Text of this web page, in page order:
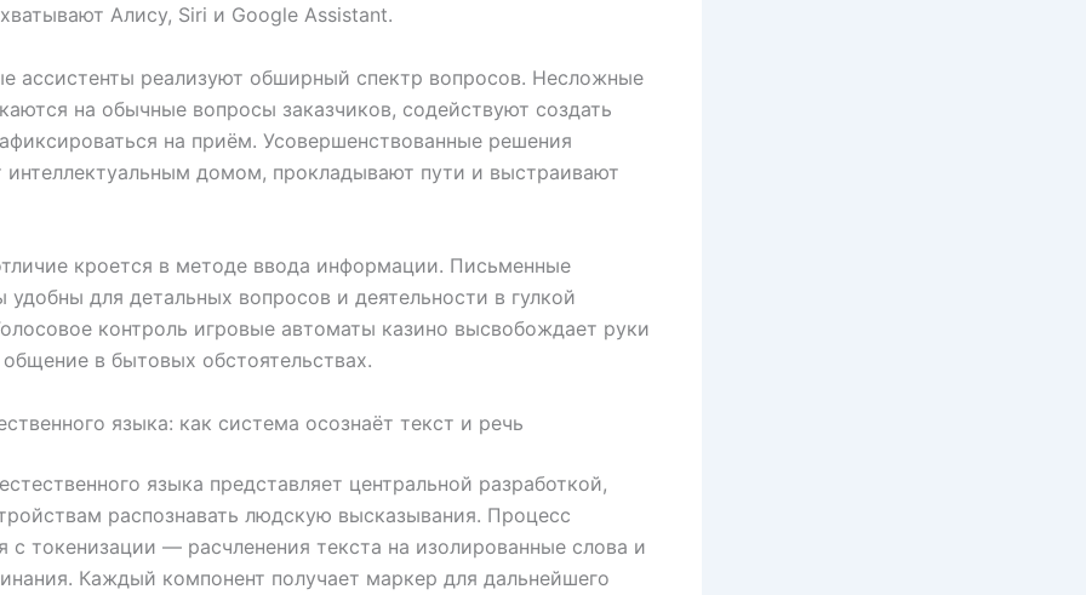
Алису, Siri и Google Assistant.
ассистенты реализуют обширный спектр вопросов. Несложные
на обычные вопросы заказчиков, содействуют создать
на приём. Усовершенствованные решения
интеллектуальным домом, прокладывают пути и выстраивают
кроется в методе ввода информации. Письменные
удобны для детальных вопросов и деятельности в гулкой
контроль игровые автоматы казино высвобождает руки
в бытовых обстоятельствах.
языка: как система осознаёт текст и речь
языка представляет центральной разработкой,
распознавать людскую высказывания. Процесс
с токенизации — расчленения текста на изолированные слова и
Каждый компонент получает маркер для дальнейшего